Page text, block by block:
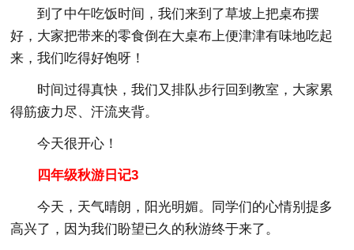
到了中午吃饭时间，我们来到了草坡上把桌布摆
好，大家把带来的零食倒在大桌布上便津津有味地吃起
来，我们吃得好饱呀！
时间过得真快，我们又排队步行回到教室，大家累
得筋疲力尽、汗流夹背。
今天很开心！
四年级秋游日记3
今天，天气晴朗，阳光明媚。同学们的心情别提多
高兴了，因为我们盼望已久的秋游终于来了。